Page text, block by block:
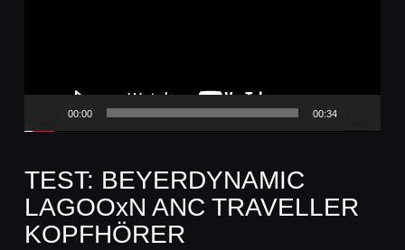
00:00 00:34
TEST: BEYERDYNAMIC
LAGOOxN ANC TRAVELLER
KOPFHÖRER